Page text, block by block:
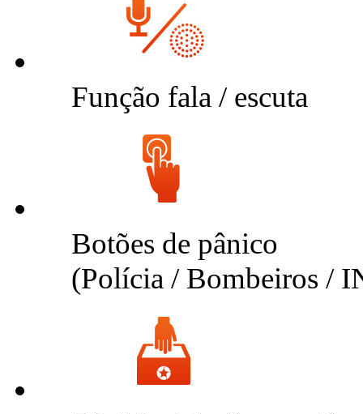
Função fala / escuta
Botões de pânico
(Polícia / Bombeiros /